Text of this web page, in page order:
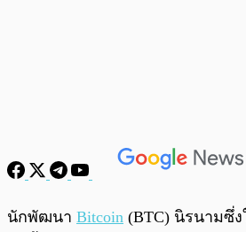
นักพัฒนา Bitcoin (BTC) นิรนามซึ่ง